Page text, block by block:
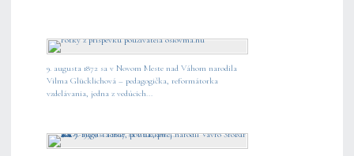
9. augusta 1872 sa v Novom Meste nad Váhom narodila
Vilma Glücklichová – pedagogička, reformátorka
vzdelávania, jedna z vedúcich...